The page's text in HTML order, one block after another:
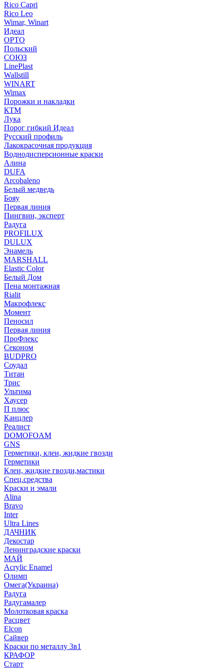
Rico Capri
Rico Leo
Wimar, Winart
Идеал
ОРТО
Польский
СОЮЗ
LinePlast
Wallstill
WINART
Wimax
Порожки и накладки
КТМ
Лука
Порог гибкий Идеал
Русский профиль
Лакокрасочная продукция
Воднодисперсионные краски
Алина
DUFA
Arcobaleno
Белый медведь
Бояу
Первая линия
Пингвин, эксперт
Радуга
PROFILUX
DULUX
Энамель
MARSHALL
Elastic Color
Белый Дом
Пена монтажная
Rialit
Макрофлекс
Момент
Пеносил
Первая линия
ПроФлекс
Секоном
BUDPRO
Соудал
Титан
Трис
Ультима
Хаусер
П плюс
Канцлер
Реалист
DOMOFOAM
GNS
Герметики, клеи, жидкие гвозди
Герметики
Клеи, жидкие гвозди,мастики
Спец.средства
Краски и эмали
Alina
Bravo
Inter
Ultra Lines
ДАЧНИК
Декостар
Ленинградские краски
МАЙ
Acrylic Enamel
Олимп
Омега(Украина)
Радуга
Радугамалер
Молотковая краска
Расцвет
Elcon
Сайвер
Краски по металлу 3в1
КРАФОР
Старт